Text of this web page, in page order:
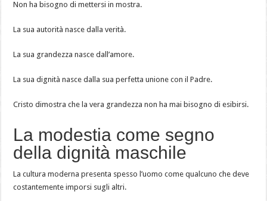
Non ha bisogno di mettersi in mostra.
La sua autorità nasce dalla verità.
La sua grandezza nasce dall’amore.
La sua dignità nasce dalla sua perfetta unione con il Padre.
Cristo dimostra che la vera grandezza non ha mai bisogno di esibirsi.
La modestia come segno
della dignità maschile
La cultura moderna presenta spesso l’uomo come qualcuno che deve
costantemente imporsi sugli altri.